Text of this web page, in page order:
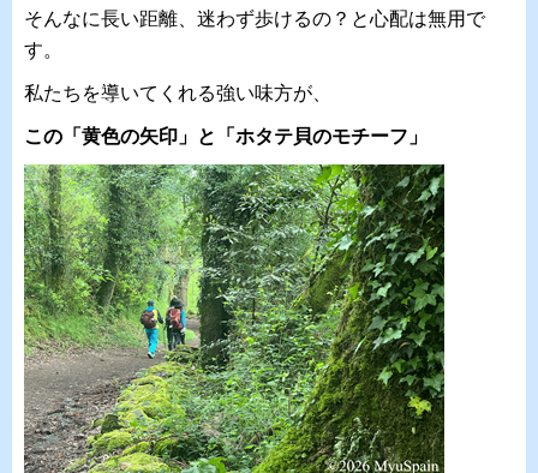
そんなに長い距離、迷わず歩けるの？と心配は無用で
す。
私たちを導いてくれる強い味方が、
この「黄色の矢印」と「ホタテ貝のモチーフ」